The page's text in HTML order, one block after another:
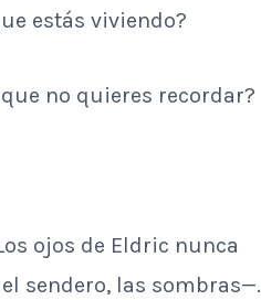
estás viviendo?
no quieres recordar?
ojos de Eldric nunca
sendero, las sombras—.